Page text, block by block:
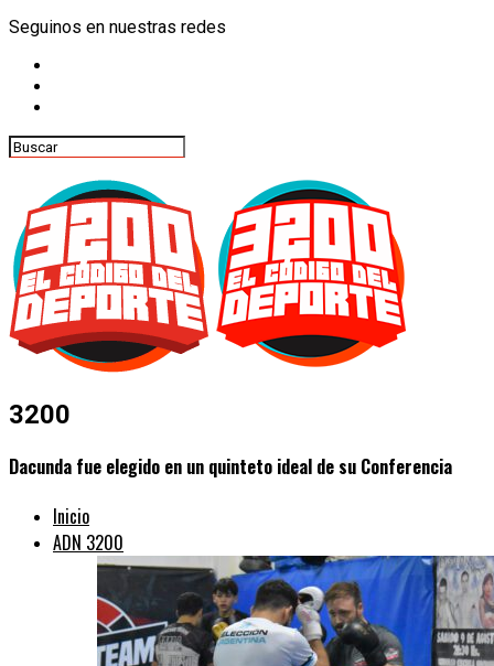
Seguinos en nuestras redes
3200
Dacunda fue elegido en un quinteto ideal de su Conferencia
Inicio
ADN 3200